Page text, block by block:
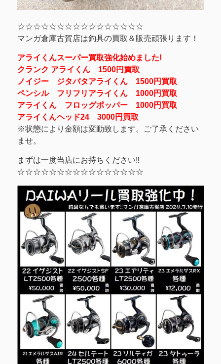
☆☆☆☆☆☆☆☆☆☆☆☆☆☆☆☆
マンガ倉庫古賀店は釣具の買取＆販売頑張ります！
アライくんスーパー買取強化始めました!
クランク アライくん 1500円買取
ノイジー ジタバタアライくん 1500円買取
ペンシル フリフリアライくん 1000円買取
アライくん フロッグポッパー 1000円買取
アライくんヘッド24 3000円買取
※状態により金額は変動致します。ご了承ください
ませ。
まずは一度当店にお持ちください‼
☆☆☆☆☆☆☆☆☆☆☆☆☆☆☆☆